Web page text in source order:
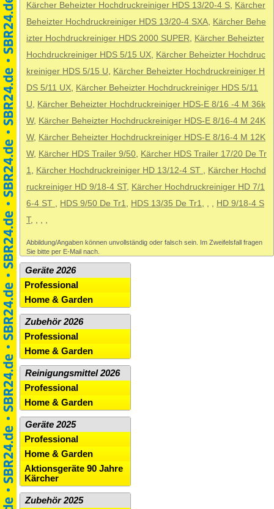
Kärcher Beheizter Hochdruckreiniger HDS 13/20-4 S Kärcher
Beheizter Hochdruckreiniger HDS 13/20-4 SXA Kärcher Behe
izter Hochdruckreiniger HDS 2000 SUPER
Kärcher Beheizter
Hochdruckreiniger HDS 5/15 UX Kärcher Beheizter Hochdruc
kreiniger HDS 5/15 U
Kärcher Beheizter Hochdruckreiniger H
DS 5/11 UX Kärcher Beheizter Hochdruckreiniger HDS 5/11
U
Kärcher Beheizter Hochdruckreiniger HDS-E 8/16 -4 M 36k
W, Kärcher Beheizter Hochdruckreiniger HDS-E 8/16-4 M 24K
W, Kärcher Beheizter Hochdruckreiniger HDS-E 8/16-4 M 12K
W, Kärcher HDS Trailer 9/50 Kärcher HDS Trailer 17/20 De Tr
1
Kärcher Hochdruckreiniger HD 13/12-4 ST
Kärcher Hochd
ruckreiniger HD 9/18-4 ST, Kärcher Hochdruckreiniger HD 7/1
6-4 ST
HDS 9/50 De Tr1 HDS 13/35 De Tr1
HD 9/18-4 S
T,
Abbildung/Angaben können unvollständig oder falsch sein. Im Zweifelsfall fragen
Sie bitte per E-Mail nach.
Geräte 2026
Professional
Home & Garden
Zubehör 2026
Professional
Home & Garden
Reinigungsmittel 2026
Professional
Home & Garden
Geräte 2025
Professional
Home & Garden
Aktionsgeräte 90 Jahre
Kärcher
Zubehör 2025